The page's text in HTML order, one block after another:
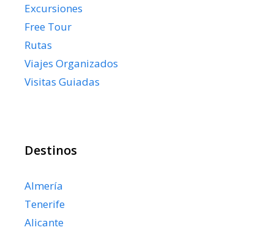
Excursiones
Free Tour
Rutas
Viajes Organizados
Visitas Guiadas
Destinos
Almería
Tenerife
Alicante